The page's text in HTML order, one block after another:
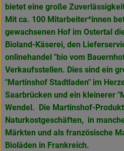
bietet eine große
Mit ca. 100 Mitarbeiter*innen
gewachsenen Hof im Ostertal
Bioland-Käserei, den
onlinehandel "bio vom
Verkaufsstellen. Dies sind ein
"Martinshof Stadtladen" im
Saarbrücken und ein kleinerer
Wendel. Die Martinshof-
Naturkostgeschäften, in
Märkten und als französische
Bioläden in Frankreich.